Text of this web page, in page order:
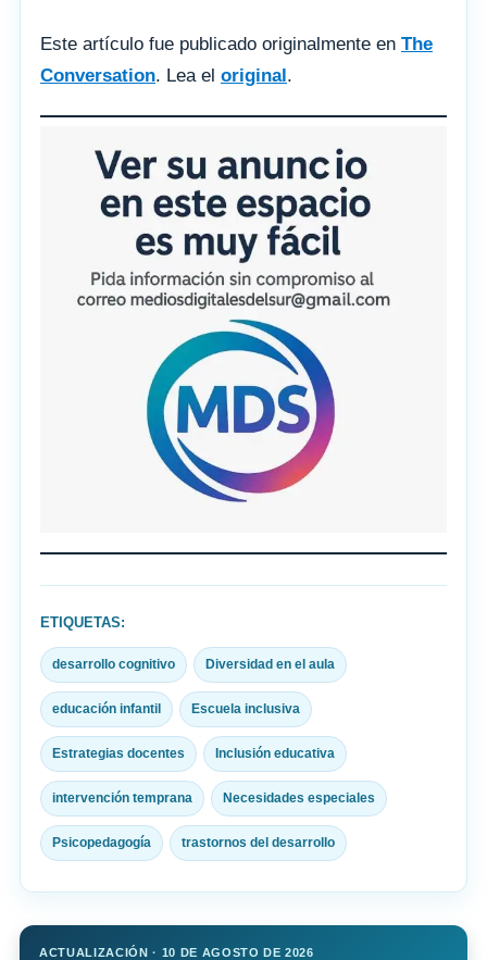
Este artículo fue publicado originalmente en The
Conversation. Lea el original.
ETIQUETAS:
desarrollo cognitivo Diversidad en el aula
educación infantil Escuela inclusiva
Estrategias docentes Inclusión educativa
intervención temprana Necesidades especiales
Psicopedagogía trastornos del desarrollo
ACTUALIZACIÓN · 10 DE AGOSTO DE 2026